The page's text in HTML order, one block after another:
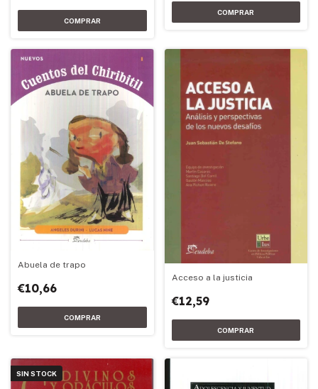
Abuela de trapo
€10,66
Acceso a la justicia
€12,59
SIN STOCK